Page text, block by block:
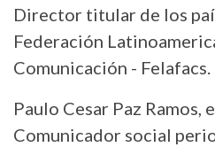
Director titular de los
Federación
Comunicación - Felafacs.
Paulo Cesar Paz Ramos,
Comunicador social